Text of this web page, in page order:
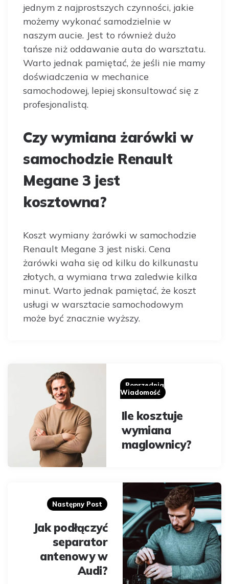
jednym z najprostszych czynności, jakie
możemy wykonać samodzielnie w
naszym aucie. Jest to również dużo
tańsze niż oddawanie auta do warsztatu.
Warto jednak pamiętać, że jeśli nie mamy
doświadczenia w mechanice
samochodowej, lepiej skonsultować się z
profesjonalistą.
Czy wymiana żarówki w
samochodzie Renault
Megane 3 jest
kosztowna?
Koszt wymiany żarówki w samochodzie
Renault Megane 3 jest niski. Cena
żarówki waha się od kilku do kilkunastu
złotych, a wymiana trwa zaledwie kilka
minut. Warto jednak pamiętać, że koszt
usługi w warsztacie samochodowym
może być znacznie wyższy.
Post
navigation
Poprzednia
Wiadomość
Ile kosztuje
wymiana
maglownicy?
Następny Post
Jak podłączyć
separator
antenowy w
Audi?